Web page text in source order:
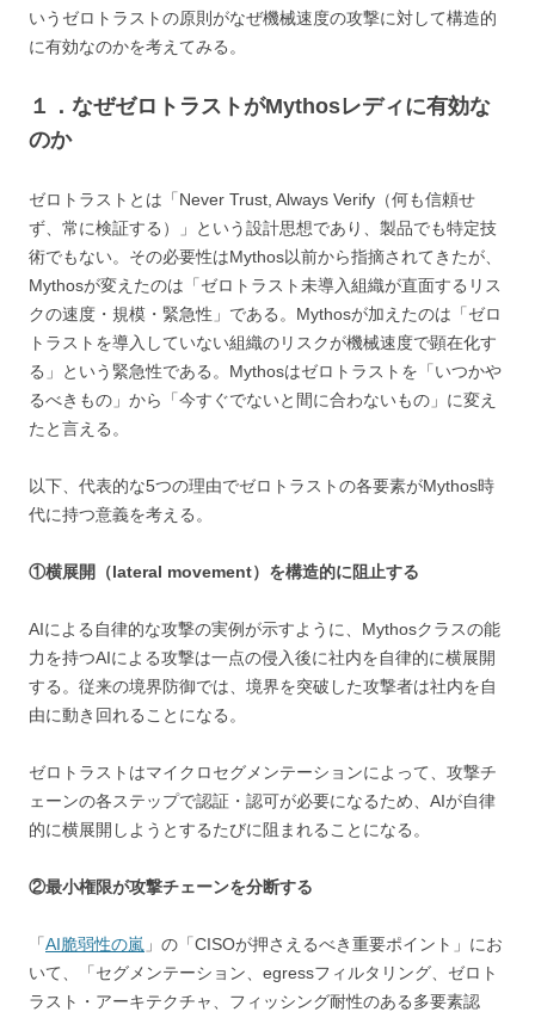
いうゼロトラストの原則がなぜ機械速度の攻撃に対して構造的
に有効なのかを考えてみる。
１．なぜゼロトラストがMythosレディに有効な
のか
ゼロトラストとは「Never Trust, Always Verify（何も信頼せ
ず、常に検証する）」という設計思想であり、製品でも特定技
術でもない。その必要性はMythos以前から指摘されてきたが、
Mythosが変えたのは「ゼロトラスト未導入組織が直面するリス
クの速度・規模・緊急性」である。Mythosが加えたのは「ゼロ
トラストを導入していない組織のリスクが機械速度で顕在化す
る」という緊急性である。Mythosはゼロトラストを「いつかや
るべきもの」から「今すぐでないと間に合わないもの」に変え
たと言える。
以下、代表的な5つの理由でゼロトラストの各要素がMythos時
代に持つ意義を考える。
①横展開（lateral movement）を構造的に阻止する
AIによる自律的な攻撃の実例が示すように、Mythosクラスの能
力を持つAIによる攻撃は一点の侵入後に社内を自律的に横展開
する。従来の境界防御では、境界を突破した攻撃者は社内を自
由に動き回れることになる。
ゼロトラストはマイクロセグメンテーションによって、攻撃チ
ェーンの各ステップで認証・認可が必要になるため、AIが自律
的に横展開しようとするたびに阻まれることになる。
②最小権限が攻撃チェーンを分断する
「AI脆弱性の嵐 」の「CISOが押さえるべき重要ポイント」にお
いて、「セグメンテーション、egressフィルタリング、ゼロト
ラスト・アーキテクチャ、フィッシング耐性のある多要素認